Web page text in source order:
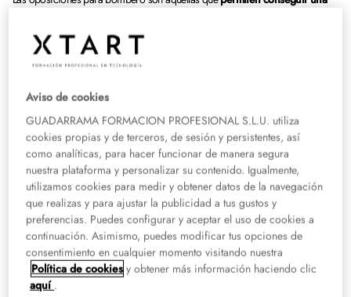
superar un proceso selectivo que le permitirá acceder a su puesto de trabajo.
Requisitos generales para ser
bombero
En las oposiciones a bomberolos requisitos a cumplir pueden variar en
función de la convocatoria a la que te presentes. En general, se pide tener la
nacionalidad española o de alguno de los países miembros de la UE, y tener
18 años cumplidos.
En cuanto a los estudios necesarios, la mayoría de las oposiciones suelen
pedir tener un título de Bachiller, un ciclo formativo de Grado Medio o
Superior, o un título equivalente. En el caso de la FP,el Grado Medio en
Emergencias y Protección Civil es el más adecuado, ya que incluye
formación en aspectos como salvamento, rescate y la atención sanitaria.
Aviso de cookies
GUADARRAMA FORMACION PROFESIONAL S.L.U. utiliza
cookies propias y de terceros, de sesión y persistentes, así
como analíticas, para hacer funcionar de manera segura
nuestra plataforma y personalizar su contenido. Igualmente,
utilizamos cookies para medir y obtener datos de la navegación
que realizas y para ajustar la publicidad a tus gustos y
preferencias. Puedes configurar y aceptar el uso de cookies a
continuación. Asimismo, puedes modificar tus opciones de
consentimiento en cualquier momento visitando nuestra
Política de cookies y obtener más información haciendo clic
aquí.